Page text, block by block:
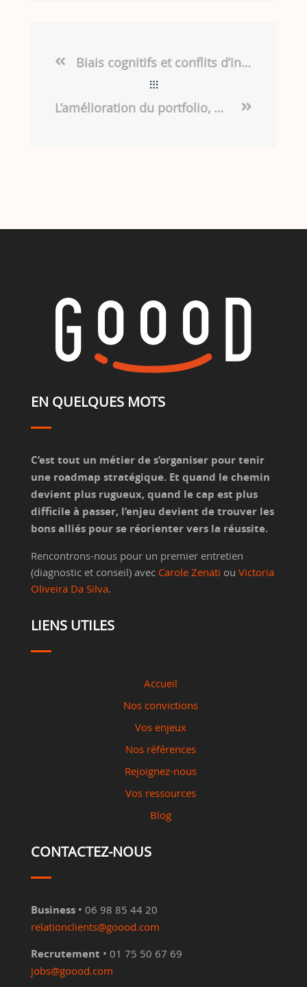
Biais cognitifs et conflits d’intérêts
L’amélioration du portfolio, une porte d’entrée vers l’accompagnement du top management
EN QUELQUES MOTS
C’est tout un métier de s’organiser pour tenir
une roadmap stratégique. Et quand le chemin
devient plus rugueux, quand le cap est plus
difficile à passer, l’enjeu devient de trouver les
bons alliés pour se réorienter vers la réussite.
Rencontrons-nous pour un premier entretien
(diagnostic et conseil) avec Carole Zenati ou Victoria
Oliveira Da Silva.
LIENS UTILES
Accueil
Nos convictions
Vos enjeux
Nos références
Rejoignez-nous
Vos ressources
Blog
CONTACTEZ-NOUS
Business • 06 98 85 44 20
relationclients@goood.com
Recrutement • 01 75 50 67 69
jobs@goood.com